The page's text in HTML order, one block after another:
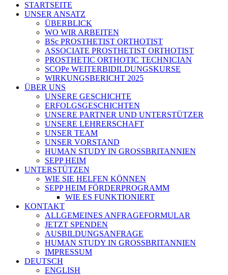
STARTSEITE
UNSER ANSATZ
ÜBERBLICK
WO WIR ARBEITEN
BSc PROSTHETIST ORTHOTIST
ASSOCIATE PROSTHETIST ORTHOTIST
PROSTHETIC ORTHOTIC TECHNICIAN
SCOPe WEITERBIDILDUNGSKURSE
WIRKUNGSBERICHT 2025
ÜBER UNS
UNSERE GESCHICHTE
ERFOLGSGESCHICHTEN
UNSERE PARTNER UND UNTERSTÜTZER
UNSERE LEHRERSCHAFT
UNSER TEAM
UNSER VORSTAND
HUMAN STUDY IN GROSSBRITANNIEN
SEPP HEIM
UNTERSTÜTZEN
WIE SIE HELFEN KÖNNEN
SEPP HEIM FÖRDERPROGRAMM
WIE ES FUNKTIONIERT
KONTAKT
ALLGEMEINES ANFRAGEFORMULAR
JETZT SPENDEN
AUSBILDUNGSANFRAGE
HUMAN STUDY IN GROSSBRITANNIEN
IMPRESSUM
DEUTSCH
ENGLISH